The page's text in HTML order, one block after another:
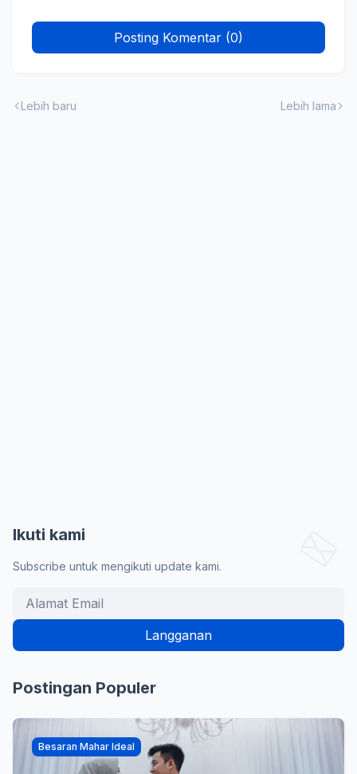
Posting Komentar (0)
Lebih baru Lebih lama
Ikuti kami
Subscribe untuk mengikuti update kami.
Postingan Populer
Besaran Mahar Ideal